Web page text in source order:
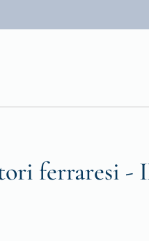
ferraresi -